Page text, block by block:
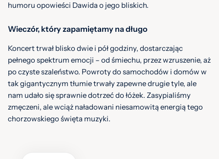
humoru opowieści Dawida o jego bliskich.
Wieczór, który zapamiętamy na długo
Koncert trwał blisko dwie i pół godziny, dostarczając
pełnego spektrum emocji – od śmiechu, przez wzruszenie, aż
po czyste szaleństwo. Powroty do samochodów i domów w
tak gigantycznym tłumie trwały zapewne drugie tyle, ale
nam udało się sprawnie dotrzeć do łóżek. Zasypialiśmy
zmęczeni, ale wciąż naładowani niesamowitą energią tego
chorzowskiego święta muzyki.